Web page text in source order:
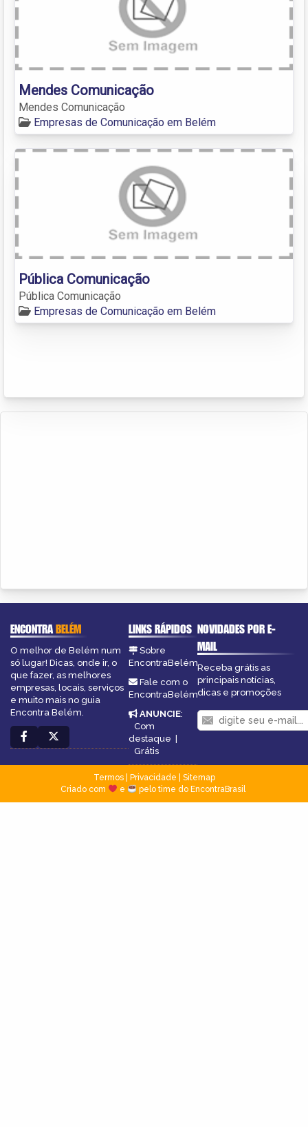
Mendes Comunicação
Mendes Comunicação
Empresas de Comunicação em Belém
Pública Comunicação
Pública Comunicação
Empresas de Comunicação em Belém
ENCONTRABELÉM
O melhor de Belém num
só lugar! Dicas, onde ir, o
que fazer, as melhores
empresas, locais, serviços
e muito mais no guia
Encontra Belém.
LINKS RÁPIDOS
Sobre
EncontraBelém
Fale com o
EncontraBelém
ANUNCIE:
Com
destaque |
Grátis
NOVIDADES POR E-
MAIL
Receba grátis as
principais notícias,
dicas e promoções
Termos| Privacidade
Sitemap
Criado com
e pelo time do EncontraBrasil